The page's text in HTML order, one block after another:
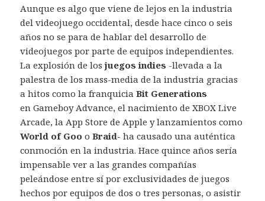
Aunque es algo que viene de lejos en la industria
del videojuego occidental, desde hace cinco o seis
años no se para de hablar del desarrollo de
videojuegos por parte de equipos independientes.
La explosión de los juegos indies -llevada a la
palestra de los mass-media de la industria gracias
a hitos como la franquicia Bit Generations
en Gameboy Advance, el nacimiento de XBOX Live
Arcade, la App Store de Apple y lanzamientos como
World of Goo oBraid- ha causado una auténtica
conmoción en la industria. Hace quince años sería
impensable ver a las grandes compañías
peleándose entre sí por exclusividades de juegos
hechos por equipos de dos o tres personas, o asistir